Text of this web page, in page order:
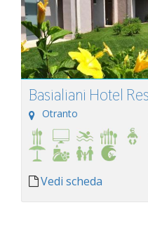
Basialiani Hotel
Otranto
Vedi scheda